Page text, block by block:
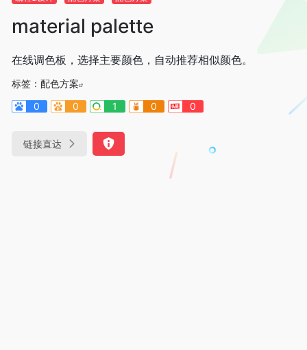
material palette
在线调色板，选择主要颜色，自动推荐相似颜色。
标签： 配色方案
0
0 1 0 0
链接直达